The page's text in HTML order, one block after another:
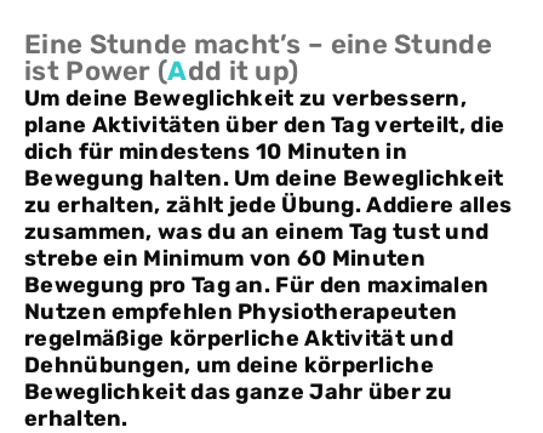
Eine Stunde macht’s – eine Stunde
ist Power (Add it up)
Um deine Beweglichkeit zu verbessern,
plane Aktivitäten über den Tag verteilt, die
dich für mindestens 10 Minuten in
Bewegung halten. Um deine Beweglichkeit
zu erhalten, zählt jede Übung. Addiere alles
zusammen, was du an einem Tag tust und
strebe ein Minimum von 60 Minuten
Bewegung pro Tag an. Für den maximalen
Nutzen empfehlen Physiotherapeuten
regelmäßige körperliche Aktivität und
Dehnübungen, um deine körperliche
Beweglichkeit das ganze Jahr über zu
erhalten.